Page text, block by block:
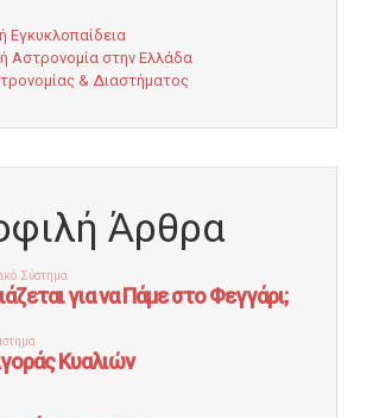
Εγκυκλοπαίδεια
Αστρονομία στην Ελλάδα
& Διαστήματος
Άρθρα